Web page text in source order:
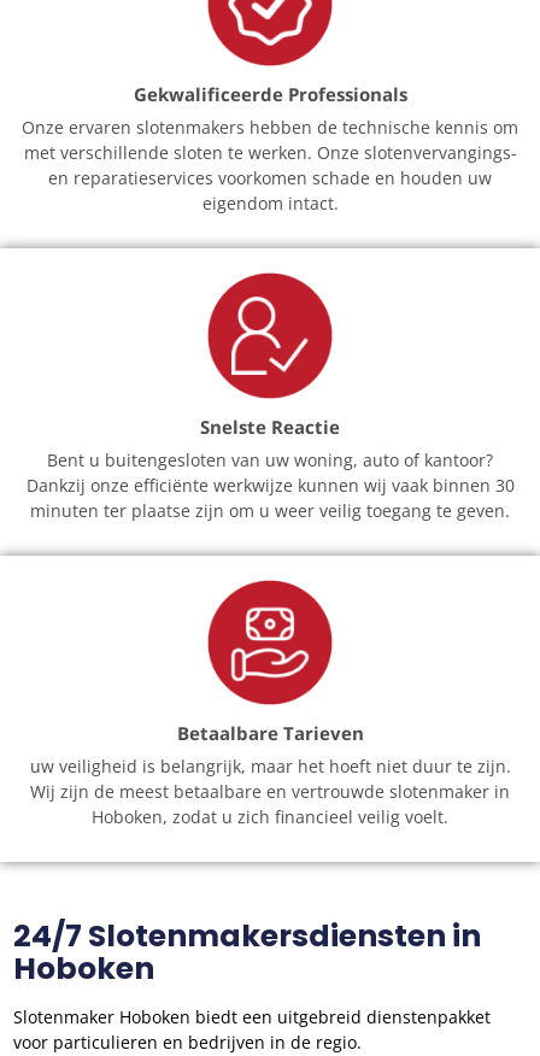
Gekwalificeerde Professionals
Onze ervaren slotenmakers hebben de technische kennis om
met verschillende sloten te werken. Onze slotenvervangings-
en reparatieservices voorkomen schade en houden uw
eigendom intact.
Snelste Reactie
Bent u buitengesloten van uw woning, auto of kantoor?
Dankzij onze efficiënte werkwijze kunnen wij vaak binnen 30
minuten ter plaatse zijn om u weer veilig toegang te geven.
Betaalbare Tarieven
uw veiligheid is belangrijk, maar het hoeft niet duur te zijn.
Wij zijn de meest betaalbare en vertrouwde slotenmaker in
Hoboken, zodat u zich financieel veilig voelt.
24/7 Slotenmakersdiensten in
Hoboken
Slotenmaker Hoboken biedt een uitgebreid dienstenpakket
voor particulieren en bedrijven in de regio.